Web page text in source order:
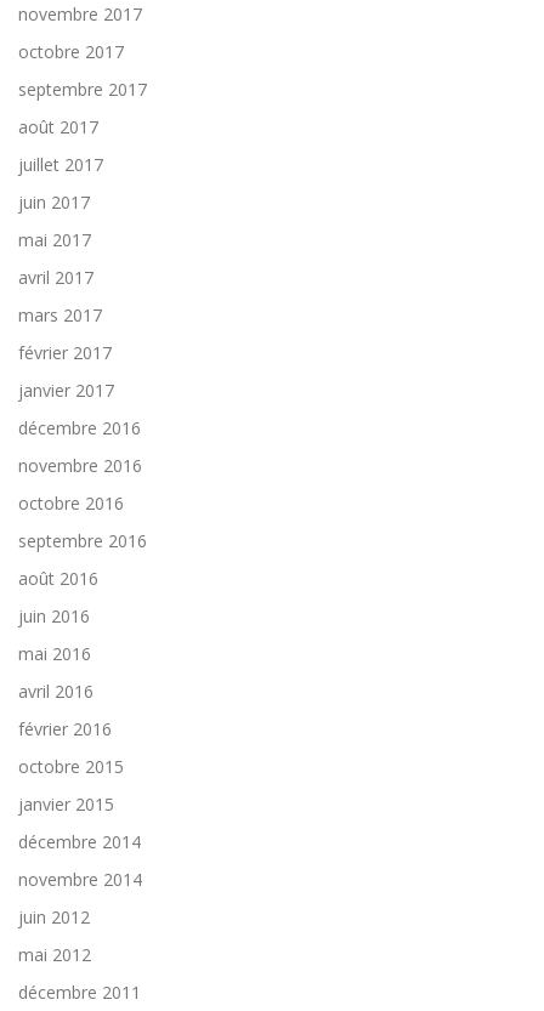
novembre 2017
octobre 2017
septembre 2017
août 2017
juillet 2017
juin 2017
mai 2017
avril 2017
mars 2017
février 2017
janvier 2017
décembre 2016
novembre 2016
octobre 2016
septembre 2016
août 2016
juin 2016
mai 2016
avril 2016
février 2016
octobre 2015
janvier 2015
décembre 2014
novembre 2014
juin 2012
mai 2012
décembre 2011